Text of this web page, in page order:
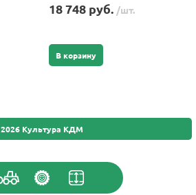
18 748 руб. /шт.
В корзину
2026 Культура КДМ